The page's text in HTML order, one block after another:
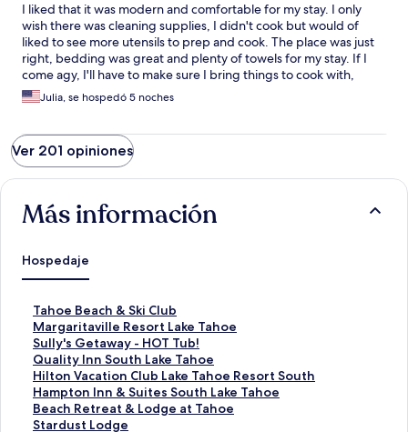
I liked that it was modern and comfortable for my stay. I only
wish there was cleaning supplies, I didn't cook but would of
liked to see more utensils to prep and cook. The place was just
right, bedding was great and plenty of towels for my stay. If I
come agy, I'll have to make sure I bring things to cook with,
paper towels and cleaning supplies.
Julia, se hospedó 5 noches
Ver 201 opiniones
Más información
Hospedaje
Tahoe Beach & Ski Club
E
n
l
a
c
e
p
a
Margaritaville Resort Lake Tahoe
E
n
l
a
c
e
p
Sully's Getaway - HOT Tub!
E
n
l
a
c
e
Quality Inn South Lake Tahoe
E
n
l
a
c
Hilton Vacation Club Lake Tahoe Resort South
E
n
l
a
Hampton Inn & Suites South Lake Tahoe
E
n
l
Beach Retreat & Lodge at Tahoe
E
n
Stardust Lodge
E